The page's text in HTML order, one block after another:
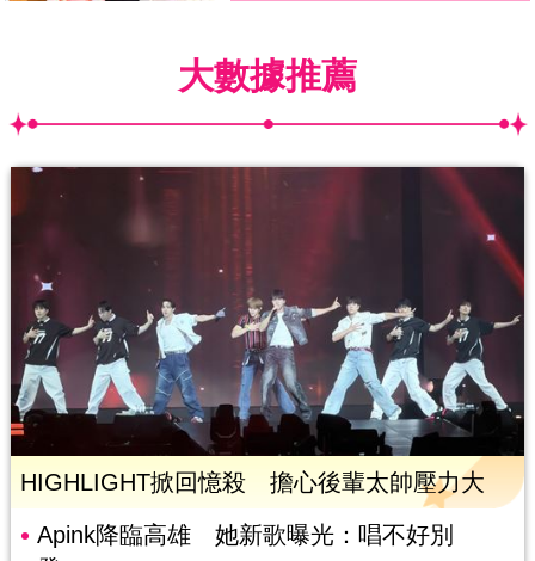
大數據推薦
HIGHLIGHT掀回憶殺 擔心後輩太帥壓力大
Apink降臨高雄 她新歌曝光：唱不好別